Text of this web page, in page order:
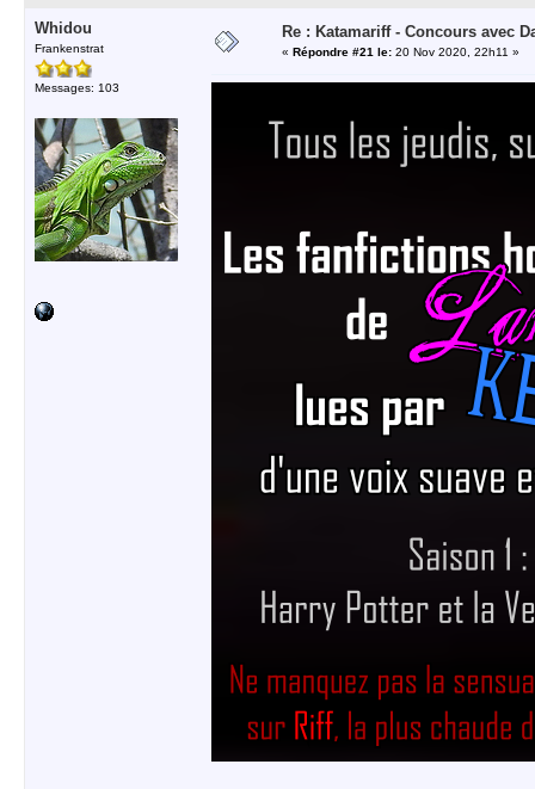
Whidou
Frankenstrat
Messages: 103
Re : Katamariff - Concours avec
« Répondre #21 le: 20 Nov 2020, 22h11 »